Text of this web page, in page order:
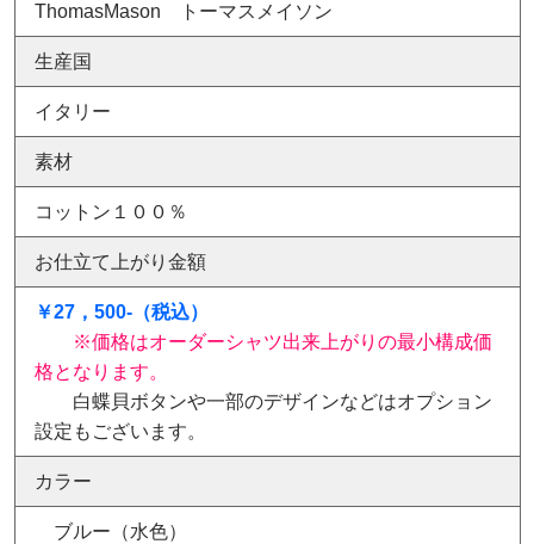
ThomasMason トーマスメイソン
生産国
イタリー
素材
コットン１００％
お仕立て上がり金額
￥27，500-（税込）
※価格はオーダーシャツ出来上がりの最小構成価
格となります。
白蝶貝ボタンや一部のデザインなどはオプション
設定もございます。
カラー
ブルー（水色）